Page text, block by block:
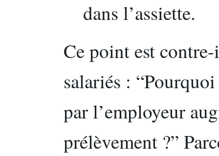
dans l’assiette.
Ce point est
salariés :
par l’employeur
prélèvement ?”